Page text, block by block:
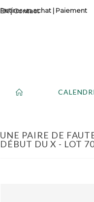
Contact
Retirer un achat | Paiement
UNE PAIRE DE
DÉBUT DU X - LOT